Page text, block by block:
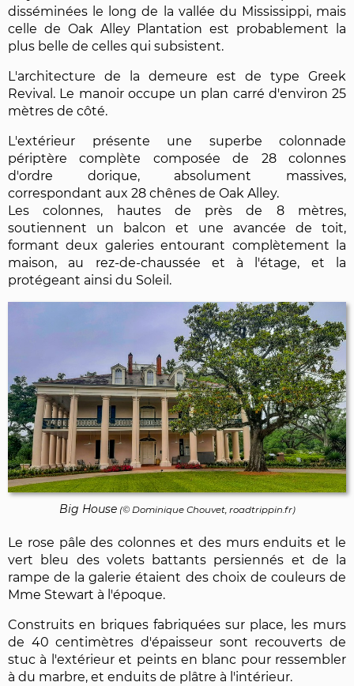
disséminées le long de la vallée du Mississippi, mais
celle de Oak Alley Plantation est probablement la
plus belle de celles qui subsistent.
L'architecture de la demeure est de type Greek
Revival. Le manoir occupe un plan carré d'environ 25
mètres de côté.
L'extérieur présente une superbe colonnade
périptère complète composée de 28 colonnes
d'ordre dorique, absolument massives,
correspondant aux 28 chênes de Oak Alley.
Les colonnes, hautes de près de 8 mètres,
soutiennent un balcon et une avancée de toit,
formant deux galeries entourant complètement la
maison, au rez-de-chaussée et à l'étage, et la
protégeant ainsi du Soleil.
Big House(© Dominique Chouvet, roadtrippin.fr)
Le rose pâle des colonnes et des murs enduits et le
vert bleu des volets battants persiennés et de la
rampe de la galerie étaient des choix de couleurs de
Mme Stewart à l'époque.
Construits en briques fabriquées sur place, les murs
de 40 centimètres d'épaisseur sont recouverts de
stuc à l'extérieur et peints en blanc pour ressembler
à du marbre, et enduits de plâtre à l'intérieur.